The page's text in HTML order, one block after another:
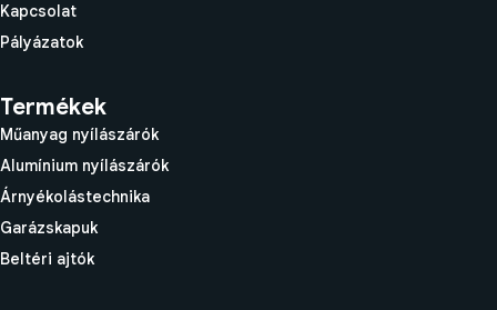
Kapcsolat
Pályázatok
Termékek
Műanyag nyílászárók
Alumínium nyílászárók
Árnyékolástechnika
Garázskapuk
Beltéri ajtók